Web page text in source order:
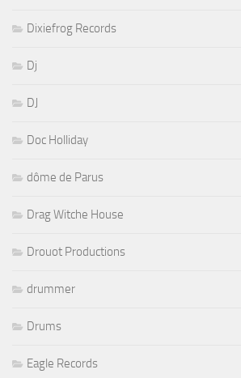
Dixiefrog Records
Dj
DJ
Doc Holliday
dôme de Parus
Drag Witche House
Drouot Productions
drummer
Drums
Eagle Records